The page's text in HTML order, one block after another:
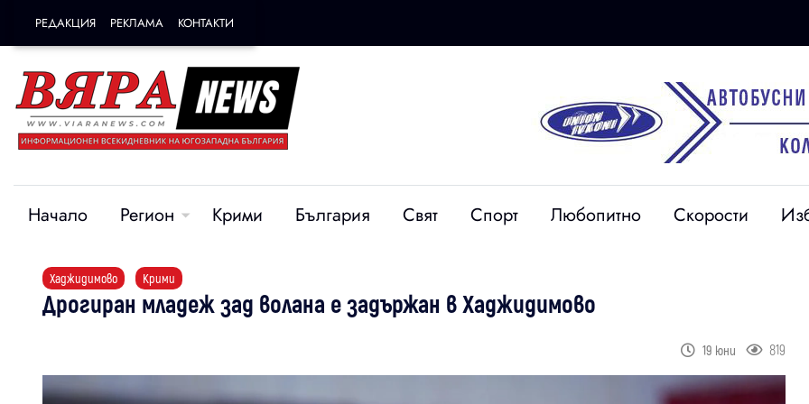
РЕДАКЦИЯ РЕКЛАМА КОНТАКТИ
Начало Регион Крими България Свят Спорт Любопитно Скорости
Хаджидимово Крими
Дрогиран младеж зад волана е задържан в Хаджидимово
19 юни 819